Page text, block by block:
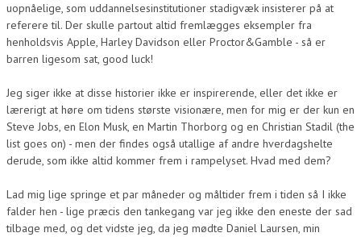
uopnåelige, som uddannelsesinstitutioner stadigvæk insisterer på at
referere til. Der skulle partout altid fremlægges eksempler fra
henholdsvis Apple, Harley Davidson eller Proctor&Gamble - så er
barren ligesom sat, good luck!
Jeg siger ikke at disse historier ikke er inspirerende, eller det ikke er
lærerigt at høre om tidens største visionære, men for mig er der kun en
Steve Jobs, en Elon Musk, en Martin Thorborg og en Christian Stadil (the
list goes on) - men der findes også utallige af andre hverdagshelte
derude, som ikke altid kommer frem i rampelyset. Hvad med dem?
Lad mig lige springe et par måneder og måltider frem i tiden så I ikke
falder hen - lige præcis den tankegang var jeg ikke den eneste der sad
tilbage med, og det vidste jeg, da jeg mødte Daniel Laursen, min